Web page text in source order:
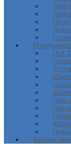
Тест
Дни
Каталог